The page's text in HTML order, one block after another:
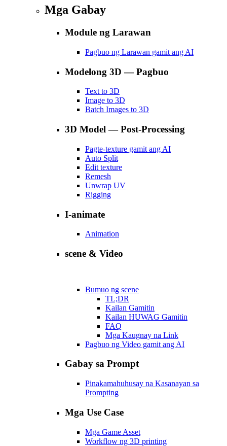
Mga Gabay
Module ng Larawan
Pagbuo ng Larawan gamit ang AI
Modelong 3D — Pagbuo
Text to 3D
Image to 3D
Batch Images to 3D
3D Model — Post-Processing
Pagte-texture gamit ang AI
Auto Split
Edit texture
Remesh
Unwrap UV
Rigging
I-animate
Animation
scene & Video
Bumuo ng scene
TL;DR
Kailan Gamitin
Kailan HUWAG Gamitin
FAQ
Mga Kaugnay na Link
Pagbuo ng Video gamit ang AI
Gabay sa Prompt
Pinakamahuhusay na Kasanayan sa
Prompting
Mga Use Case
Mga Game Asset
Workflow ng 3D printing